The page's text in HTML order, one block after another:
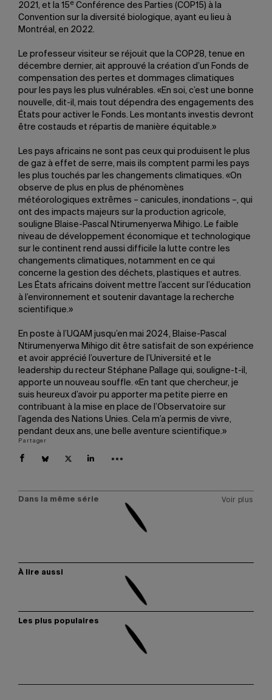
2021, et la 15 e Conférence des Parties (COP15) à la
Convention sur la diversité biologique, ayant eu lieu à
Montréal, en 2022.
Le professeur visiteur se réjouit que la COP28, tenue en
décembre dernier, ait approuvé la création d’un Fonds de
compensation des pertes et dommages climatiques
pour les pays les plus vulnérables. «En soi, c’est une bonne
nouvelle, dit-il, mais tout dépendra des engagements des
États pour activer le Fonds. Les montants investis devront
être costauds et répartis de manière équitable.»
Les pays africains ne sont pas ceux qui produisent le plus
de gaz à effet de serre, mais ils comptent parmi les pays
les plus touchés par les changements climatiques. «On
observe de plus en plus de phénomènes
météorologiques extrêmes – canicules, inondations –, qui
ont des impacts majeurs sur la production agricole,
souligne Blaise-Pascal Ntirumenyerwa Mihigo. Le faible
niveau de développement économique et technologique
sur le continent rend aussi difficile la lutte contre les
changements climatiques, notamment en ce qui
concerne la gestion des déchets, plastiques et autres.
Les États africains doivent mettre l’accent sur l’éducation
à l’environnement et soutenir davantage la recherche
scientifique.»
En poste à l’UQAM jusqu’en mai 2024, Blaise-Pascal
Ntirumenyerwa Mihigo dit être satisfait de son expérience
et avoir apprécié l’ouverture de l’Université et le
leadership du recteur Stéphane Pallage qui, souligne-t-il,
apporte un nouveau souffle. «En tant que chercheur, je
suis heureux d’avoir pu apporter ma petite pierre en
contribuant à la mise en place de l’Observatoire sur
l’agenda des Nations Unies. Cela m’a permis de vivre,
pendant deux ans, une belle aventure scientifique.»
Partager
Dans la même série Voir plus
À lire aussi
Les plus populaires